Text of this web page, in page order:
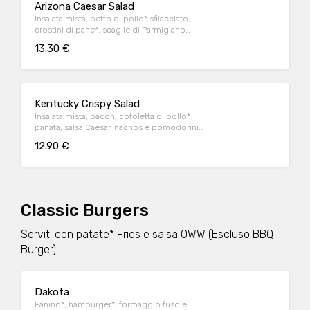
Arizona Caesar Salad
Insalata mista, petto di pollo* sfilacciato,
crostini di pane*, scaglie di Parmigiano
13.30 €
Kentucky Crispy Salad
Insalata mista, bacon, cotoletta di pollo*
panata, salsa Caesar, nachos e pomodorini
12.90 €
Classic Burgers
Serviti con patate* Fries e salsa OWW (Escluso BBQ
Burger)
Dakota
Panino*, hamburger*, formaggio fuso e